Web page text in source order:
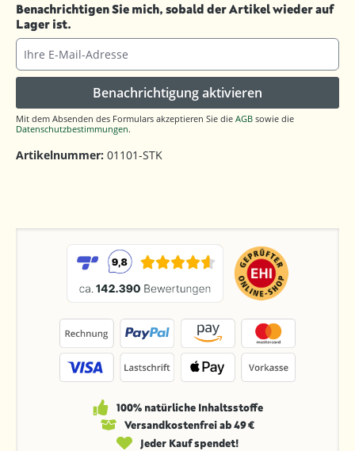
Benachrichtigen Sie mich, sobald der Artikel wieder auf
Lager ist.
Ihre E-Mail-Adresse
Benachrichtigung aktivieren
Mit dem Absenden des Formulars akzeptieren Sie die AGB sowie die
Datenschutzbestimmungen.
Artikelnummer: 01101-STK
100% natürliche Inhaltsstoffe
Versandkosten­frei ab 49 €
Jeder Kauf spendet!